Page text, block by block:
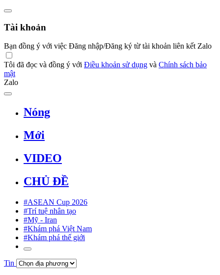
Tài khoản
Bạn đồng ý với việc Đăng nhập/Đăng ký từ tài khoản liên kết Zalo
Tôi đã đọc và đồng ý với Điều khoản sử dụng và Chính sách bảo
mật
Zalo
Nóng
Mới
VIDEO
CHỦ ĐỀ
#ASEAN Cup 2026
#Trí tuệ nhân tạo
#Mỹ - Iran
#Khám phá Việt Nam
#Khám phá thế giới
Tin